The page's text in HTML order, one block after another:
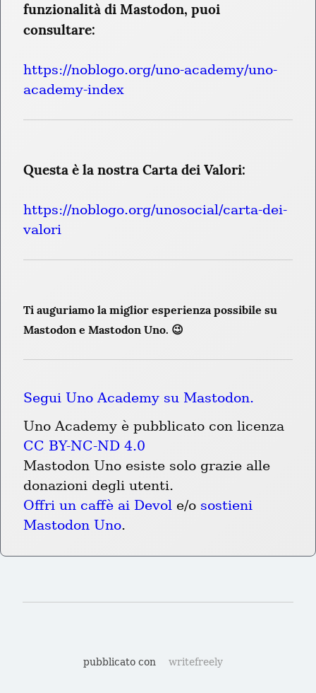
funzionalità di Mastodon, puoi
consultare:
https://noblogo.org/uno-academy/uno-
academy-index
Questa è la nostra Carta dei Valori:
https://noblogo.org/unosocial/carta-dei-
valori
Ti auguriamo la miglior esperienza possibile su
Mastodon e Mastodon Uno. 😉
Segui Uno Academy su Mastodon.
CC BY-NC-ND 4.0
Mastodon Uno esiste solo grazie alle
donazioni degli utenti.
Offri un caffè ai Devol e/o sostieni
Mastodon Uno.
pubblicato con writefreely